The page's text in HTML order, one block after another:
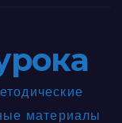
материалы